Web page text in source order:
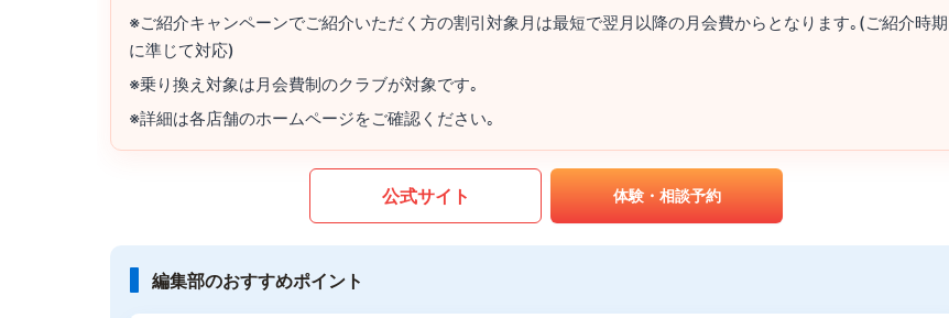
※ご紹介キャンペーンでご紹介いただく方の割引対象月は最短で翌月以降の月会費からとなります｡(ご紹介時期
に準じて対応)
※乗り換え対象は月会費制のクラブが対象です｡
※詳細は各店舗のホームページをご確認ください｡
公式サイト 体験・相談予約
編集部のおすすめポイント